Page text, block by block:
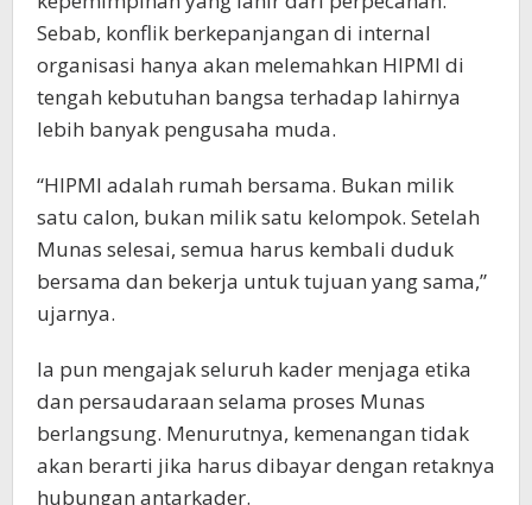
Sebab, konflik berkepanjangan di internal
organisasi hanya akan melemahkan HIPMI di
tengah kebutuhan bangsa terhadap lahirnya
lebih banyak pengusaha muda.
“HIPMI adalah rumah bersama. Bukan milik
satu calon, bukan milik satu kelompok. Setelah
Munas selesai, semua harus kembali duduk
bersama dan bekerja untuk tujuan yang sama,”
ujarnya.
Ia pun mengajak seluruh kader menjaga etika
dan persaudaraan selama proses Munas
berlangsung. Menurutnya, kemenangan tidak
akan berarti jika harus dibayar dengan retaknya
hubungan antarkader.